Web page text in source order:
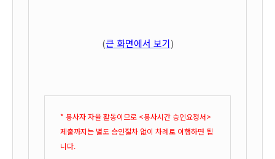
(큰 화면에서 보기)
* 봉사자 자율 활동이므로 <봉사시간 승인요청서>
제출까지는 별도 승인절차 없이 차례로 이행하면 됩
니다.